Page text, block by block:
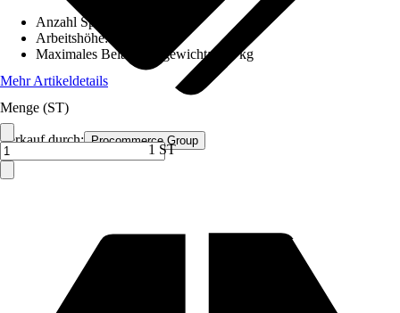
Verkauf durch: Procommerce Group
Anzahl Sprossen/Stufen
Arbeitshöhe:
Maximales Belastungsgewicht: 150 kg
Mehr Artikeldetails
Menge (ST)
1 ST